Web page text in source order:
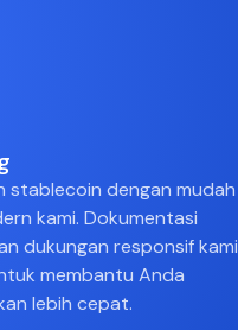
stablecoin dengan mudah
kami. Dokumentasi
dukungan responsif kami
membantu Anda
lebih cepat.